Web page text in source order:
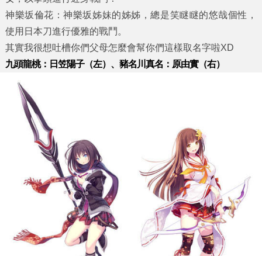
神樂坂倫花：神樂坂姊妹的姊姊，總是笑瞇瞇的悠哉個性，
使用日本刀進行優雅的戰鬥。
其實我很想吐槽你們父母怎麼會幫你們這樣取名字啦XD
九頭龍桃：日笠陽子（左）、豬名川真名：原由實（右）